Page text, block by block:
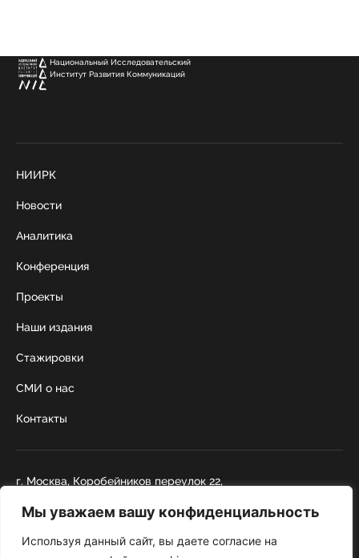
Мы уважаем вашу конфиденциальность
Используя данный сайт, вы даете согласие на
Национальный Исследовательский
Институт Развития Коммуникаций
НИИРК
Новости
Аналитика
Конференция
Проекты
Наши издания
Стажировки
СМИ о нас
Контакты
г. Москва, Коробейников переулок 22,
+7 495 252 67 88